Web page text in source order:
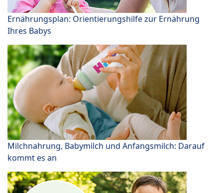
Ernährungsplan: Orientierungshilfe zur Ernährung
Ihres Babys
Milchnahrung, Babymilch und Anfangsmilch: Darauf
kommt es an